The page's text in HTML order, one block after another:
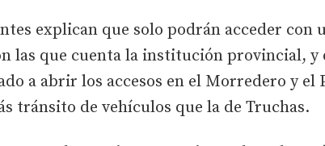
explican que solo podrán acceder con
las que cuenta la institución provincial, y
a abrir los accesos en el Morredero y
tránsito de vehículos que la de Truchas.